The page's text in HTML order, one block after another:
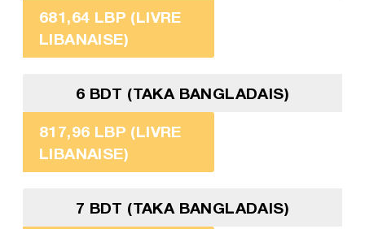
681,64 LBP (LIVRE
LIBANAISE)
6 BDT (TAKA BANGLADAIS)
817,96 LBP (LIVRE
LIBANAISE)
7 BDT (TAKA BANGLADAIS)